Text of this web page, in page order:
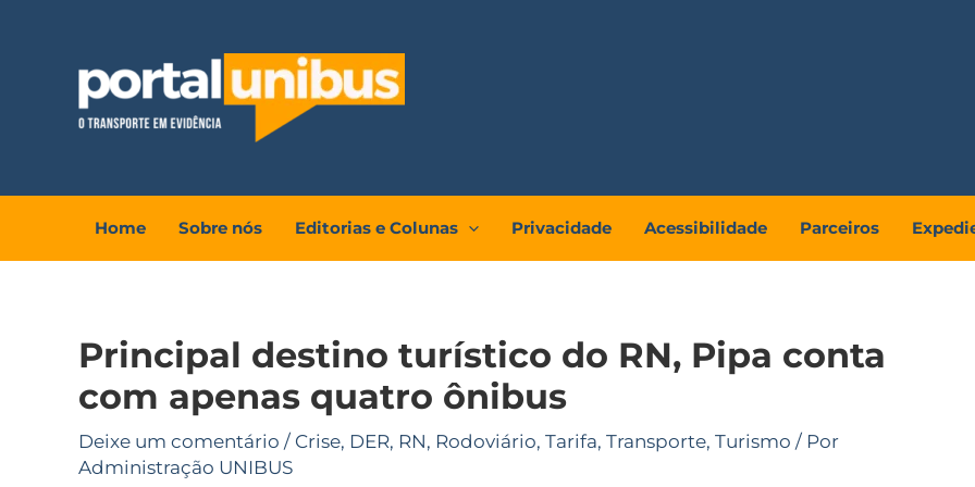
conteúdo
Home Sobre nós Editorias e Colunas Privacidade Acessibilidade Parceiros
Principal destino turístico do RN, Pipa conta
com apenas quatro ônibus
Deixe um comentário / Crise, DER, RN, Rodoviário, Tarifa, Transporte, Turismo / Por
Administração UNIBUS